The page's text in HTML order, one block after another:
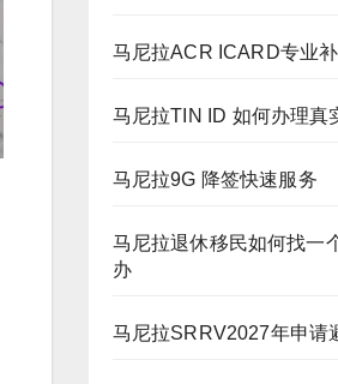
马尼拉ACR ICARD专业
马尼拉TIN ID 如何办理真
马尼拉9G 降签快速服务
马尼拉退休移民如何找一
办
马尼拉SRRV2027年申请